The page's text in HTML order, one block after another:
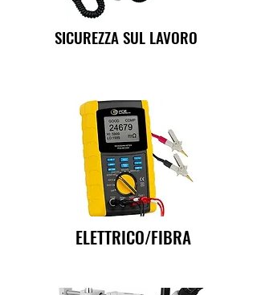
SICUREZZA SUL LAVORO
ELETTRICO/FIBRA